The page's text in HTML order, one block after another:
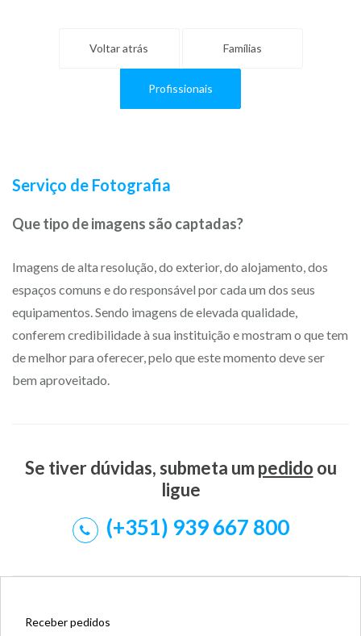
Voltar atrás Famílias
Profissionais
Serviço de Fotografia
Que tipo de imagens são captadas?
Imagens de alta resolução, do exterior, do alojamento, dos
espaços comuns e do responsável por cada um dos seus
equipamentos. Sendo imagens de elevada qualidade,
conferem credibilidade à sua instituição e mostram o que tem
de melhor para oferecer, pelo que este momento deve ser
bem aproveitado.
Se tiver dúvidas, submeta umpedido ou
ligue
(+351) 939 667 800
Receber pedidos